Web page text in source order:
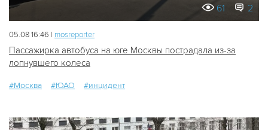
61 2
05.08 16:46 | mosreporter
Пассажирка автобуса на юге Москвы пострадала из-за
лопнувшего колеса
#Москва #ЮАО #инцидент